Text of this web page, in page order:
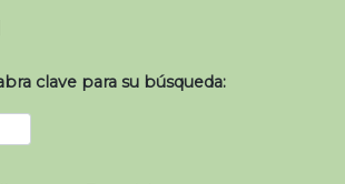
clave para su búsqueda: